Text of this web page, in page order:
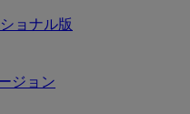
ョナル版
ジョン